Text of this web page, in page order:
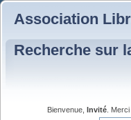
Association
Recherche sur
Bienvenue, Invité .